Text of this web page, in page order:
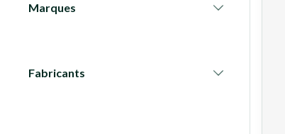
Marques
Fabricants